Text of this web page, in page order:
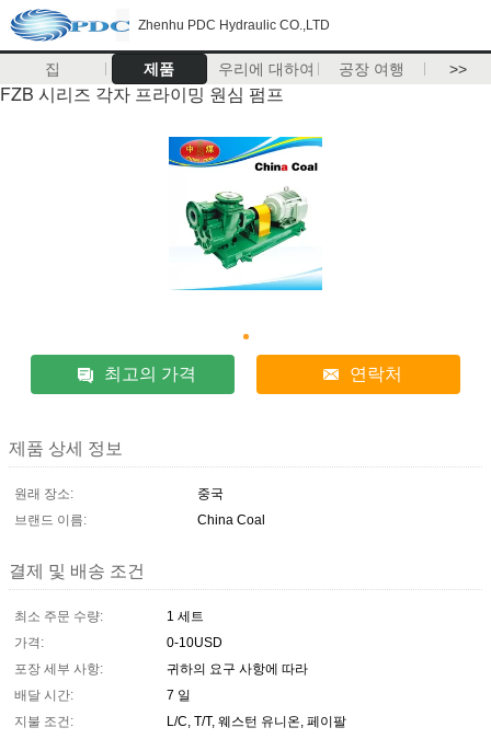
Zhenhu PDC Hydraulic CO.,LTD
집 제품 우리에 대하여 공장 여행 >>
FZB 시리즈 각자 프라이밍 원심 펌프
최고의 가격 연락처
제품 상세 정보
원래 장소:
중국
브랜드 이름:
China Coal
결제 및 배송 조건
최소 주문 수량:
1 세트
가격:
0-10USD
포장 세부 사항:
귀하의 요구 사항에 따라
배달 시간:
7 일
지불 조건:
L/C, T/T, 웨스턴 유니온, 페이팔